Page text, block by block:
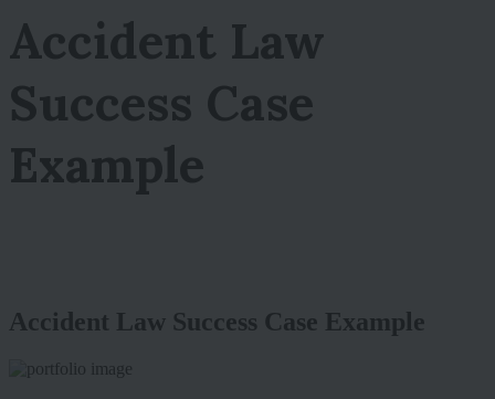
Accident Law
Success Case
Example
Accident Law Success Case Example